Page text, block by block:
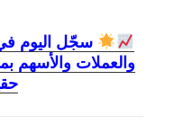
والعملات والأسهم